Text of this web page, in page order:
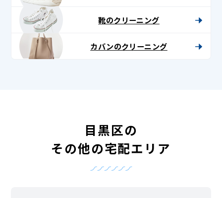
靴のクリーニング
カバンのクリーニング
目黒区の
その他の宅配エリア